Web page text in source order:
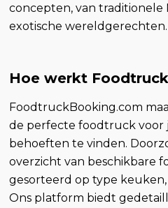
concepten, van traditionele
exotische wereldgerechten.
Hoe werkt
FoodtruckBooking.com
de perfecte foodtruck voor
behoeften te vinden.
overzicht van beschikbare
gesorteerd op type keuken,
Ons platform biedt